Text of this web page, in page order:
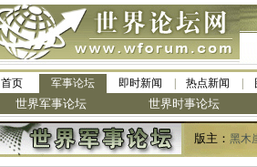
首页 军事论坛 即时新闻 热点新闻
世界军事论坛 世界时事论坛
版主： 黑木